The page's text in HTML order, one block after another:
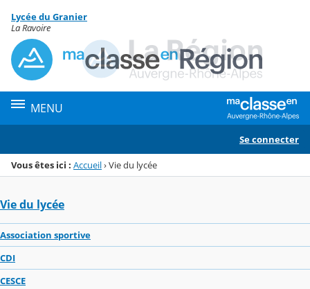
Menu de la rubrique
Contenu
Lycée du Granier
La Ravoire
MENU
Se connecter
Vous êtes ici : Accueil›Vie du lycée
Vie du lycée
Association sportive
CDI
CESCE